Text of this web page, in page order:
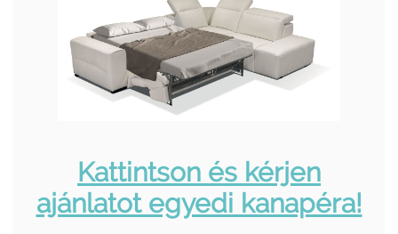
Kattintson és kérjen
ajánlatot egyedi kanapéra!